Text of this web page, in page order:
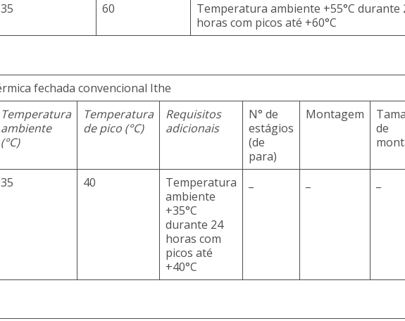
35 60
Temperatura ambiente +55°C durante
horas com picos até +60°C
fechada convencional Ithe
Temperatura
ambiente
(°C)
Temperatura
de pico (°C)
Requisitos
adicionais
N° de
estágios
(de
para)
Montagem
de
35 40
Temperatura
ambiente
+35°C
durante 24
horas com
picos até
+40°C